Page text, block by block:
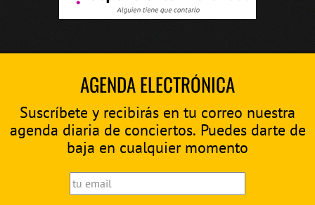
AGENDA ELECTRÓNICA
Suscríbete y recibirás en tu correo nuestra
agenda diaria de conciertos. Puedes darte de
baja en cualquier momento